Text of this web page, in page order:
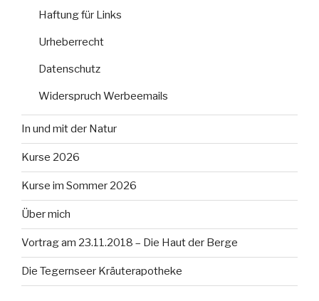
Haftung für Links
Urheberrecht
Datenschutz
Widerspruch Werbeemails
In und mit der Natur
Kurse 2026
Kurse im Sommer 2026
Über mich
Vortrag am 23.11.2018 – Die Haut der Berge
Die Tegernseer Kräuterapotheke